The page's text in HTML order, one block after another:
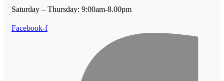
Saturday – Thursday: 9:00am-8.00pm
Facebook-f